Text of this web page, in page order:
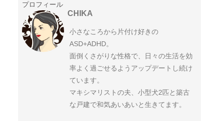
プロフィール
CHIKA
小さなころから片付け好きの
ASD+ADHD。
面倒くさがりな性格で、日々の生活を効
率よく過ごせるようアップデートし続け
ています。
マキシマリストの夫、小型犬2匹と築古
な戸建で和気あいあいと生きてます。